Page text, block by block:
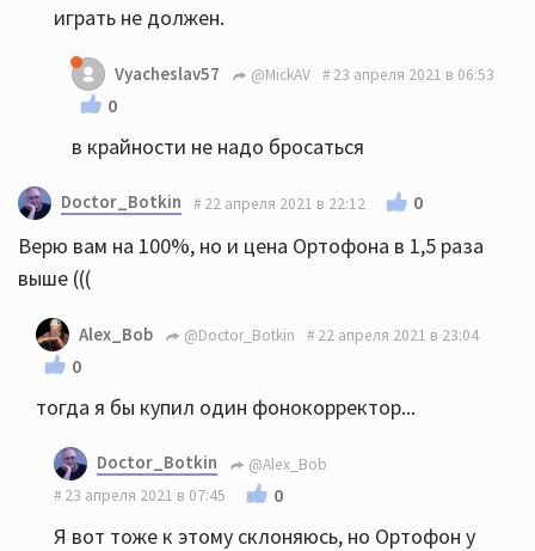
играть не должен.
Vyacheslav57 @MickAV 23 апреля 2021 в 06:53
0
в крайности не надо бросаться
Doctor_Botkin 22 апреля 2021 в 22:12 0
Верю вам на 100%, но и цена Ортофона в 1,5 раза
выше (((
Alex_Bob @Doctor_Botkin 22 апреля 2021 в 23:04
0
тогда я бы купил один фонокорректор...
Doctor_Botkin
@Alex_Bob
23 апреля 2021 в 07:45
0
Я вот тоже к этому склоняюсь, но Ортофон у